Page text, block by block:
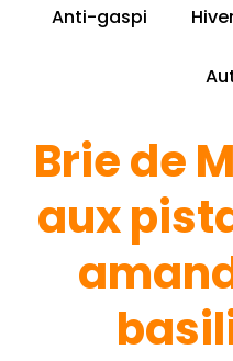
Anti-gaspi
Brie de
aux